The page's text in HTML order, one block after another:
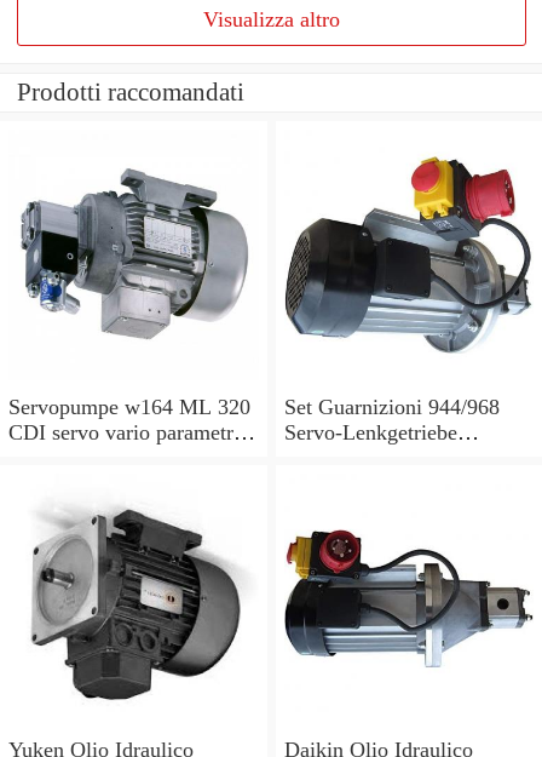
Visualizza altro
Prodotti raccomandati
Servopumpe w164 ML 320
CDI servo vario parametri
Set Guarnizioni 944/968
Servo-Lenkgetriebe
Yuken Olio Idraulico Daikin Olio Idraulico